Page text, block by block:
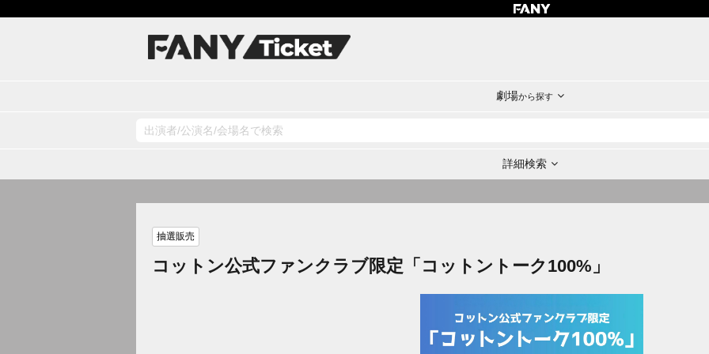
劇場から探す
詳細検索
抽選販売
コットン公式ファンクラブ限定「コットントーク100%」